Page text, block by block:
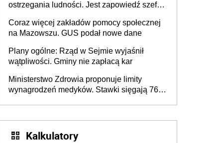
ostrzegania ludności. Jest zapowiedź szefa
Coraz więcej zakładów pomocy społecznej
na Mazowszu. GUS podał nowe dane
Plany ogólne: Rząd w Sejmie wyjaśnił
wątpliwości. Gminy nie zapłacą kar
Ministerstwo Zdrowia proponuje limity
wynagrodzeń medyków. Stawki sięgają 76,8
Kalkulatory